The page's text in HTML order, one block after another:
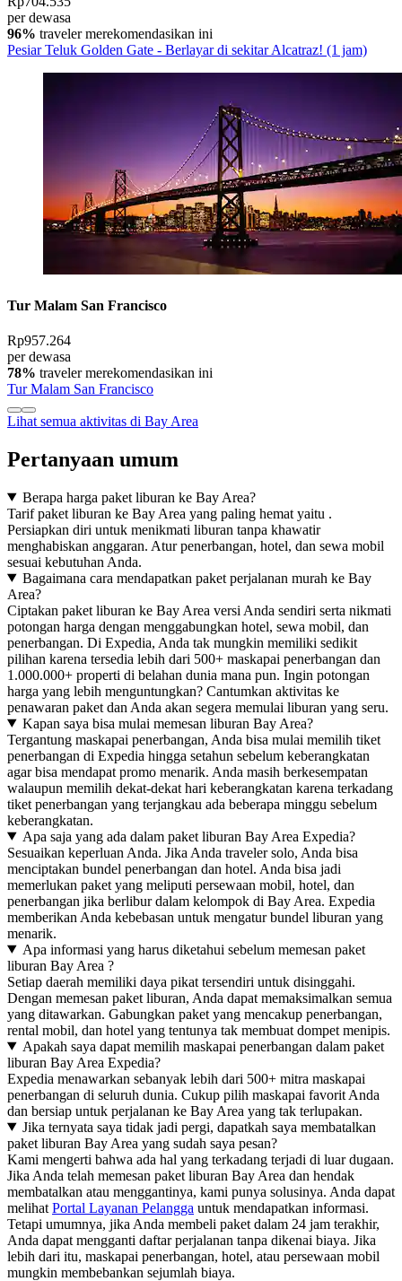
per dewasa
96% traveler merekomendasikan ini
Pesiar Teluk Golden Gate - Berlayar di sekitar Alcatraz! (1 jam)
Tur Malam San Francisco
Rp957.264
per dewasa
78% traveler merekomendasikan ini
Tur Malam San Francisco
Lihat semua aktivitas di Bay Area
Pertanyaan umum
Berapa harga paket liburan ke Bay Area?
Tarif paket liburan ke Bay Area yang paling hemat yaitu .
Persiapkan diri untuk menikmati liburan tanpa khawatir
menghabiskan anggaran. Atur penerbangan, hotel, dan sewa mobil
sesuai kebutuhan Anda.
Bagaimana cara mendapatkan paket perjalanan murah ke Bay
Area?
Ciptakan paket liburan ke Bay Area versi Anda sendiri serta nikmati
potongan harga dengan menggabungkan hotel, sewa mobil, dan
penerbangan. Di Expedia, Anda tak mungkin memiliki sedikit
pilihan karena tersedia lebih dari 500+ maskapai penerbangan dan
1.000.000+ properti di belahan dunia mana pun. Ingin potongan
harga yang lebih menguntungkan? Cantumkan aktivitas ke
penawaran paket dan Anda akan segera memulai liburan yang seru.
Kapan saya bisa mulai memesan liburan Bay Area?
Tergantung maskapai penerbangan, Anda bisa mulai memilih tiket
penerbangan di Expedia hingga setahun sebelum keberangkatan
agar bisa mendapat promo menarik. Anda masih berkesempatan
walaupun memilih dekat-dekat hari keberangkatan karena terkadang
tiket penerbangan yang terjangkau ada beberapa minggu sebelum
keberangkatan.
Apa saja yang ada dalam paket liburan Bay Area Expedia?
Sesuaikan keperluan Anda. Jika Anda traveler solo, Anda bisa
menciptakan bundel penerbangan dan hotel. Anda bisa jadi
memerlukan paket yang meliputi persewaan mobil, hotel, dan
penerbangan jika berlibur dalam kelompok di Bay Area. Expedia
memberikan Anda kebebasan untuk mengatur bundel liburan yang
menarik.
Apa informasi yang harus diketahui sebelum memesan paket
liburan Bay Area ?
Setiap daerah memiliki daya pikat tersendiri untuk disinggahi.
Dengan memesan paket liburan, Anda dapat memaksimalkan semua
yang ditawarkan. Gabungkan paket yang mencakup penerbangan,
rental mobil, dan hotel yang tentunya tak membuat dompet menipis.
Apakah saya dapat memilih maskapai penerbangan dalam paket
liburan Bay Area Expedia?
Expedia menawarkan sebanyak lebih dari 500+ mitra maskapai
penerbangan di seluruh dunia. Cukup pilih maskapai favorit Anda
dan bersiap untuk perjalanan ke Bay Area yang tak terlupakan.
Jika ternyata saya tidak jadi pergi, dapatkah saya membatalkan
paket liburan Bay Area yang sudah saya pesan?
Kami mengerti bahwa ada hal yang terkadang terjadi di luar dugaan.
Jika Anda telah memesan paket liburan Bay Area dan hendak
membatalkan atau menggantinya, kami punya solusinya. Anda dapat
melihat Portal Layanan Pelangga untuk mendapatkan informasi.
Tetapi umumnya, jika Anda membeli paket dalam 24 jam terakhir,
Anda dapat mengganti daftar perjalanan tanpa dikenai biaya. Jika
lebih dari itu, maskapai penerbangan, hotel, atau persewaan mobil
mungkin membebankan sejumlah biaya.